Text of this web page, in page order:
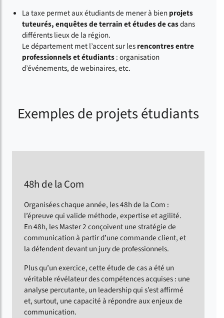
La taxe permet aux étudiants de mener à bienprojets
tuteurés, enquêtes de terrain et études de casdans
différents lieux de la région.
Le département met l’accent sur lesrencontres entre
professionnels et étudiants: organisation
d’événements, de webinaires, etc.
Exemples de projets étudiants
48h de la Com
Organisées chaque année, les 48h de la Com :
l’épreuve qui valide méthode, expertise et agilité.
En 48h, les Master 2 conçoivent une stratégie de
communication à partir d’une commande client, et
la défendent devant un jury de professionnels.
Plus qu’un exercice, cette étude de cas a été un
véritable révélateur des compétences acquises : une
analyse percutante, un leadership qui s’est affirmé
et, surtout, une capacité à répondre aux enjeux de
communication.